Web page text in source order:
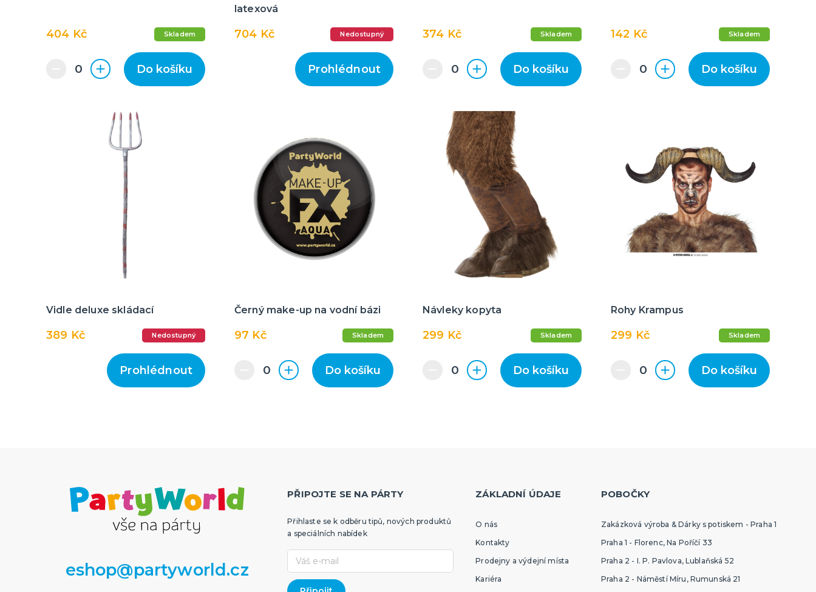
404 Kč Skladem
Do košíku
latexová
704 Kč Nedostupný
Prohlédnout
374 Kč Skladem
Do košíku
142 Kč Skladem
Do košíku
Vidle deluxe skládací
389 Kč Nedostupný
Prohlédnout
Černý make-up na vodní bázi
97 Kč Skladem
Do košíku
Návleky kopyta
299 Kč Skladem
Do košíku
Rohy Krampus
299 Kč Skladem
Do košíku
eshop@partyworld.cz
PŘIPOJTE SE NA PÁRTY
Přihlaste se k odběru tipů, nových produktů
a speciálních nabídek
ZÁKLADNÍ ÚDAJE
O nás
Kontakty
Prodejny a výdejní místa
Kariéra
POBOČKY
Zakázková výroba & Dárky s potiskem - Praha 1
Praha 1 - Florenc, Na Poříčí 33
Praha 2 - I. P. Pavlova, Lublaňská 52
Praha 2 - Náměstí Míru, Rumunská 21